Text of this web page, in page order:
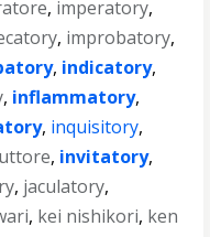
, imperatory,
, improbatory,
, indicatory,
, inflammatory,
, inquisitory,
, invitatory,
, jaculatory,
, kei nishikori, ken